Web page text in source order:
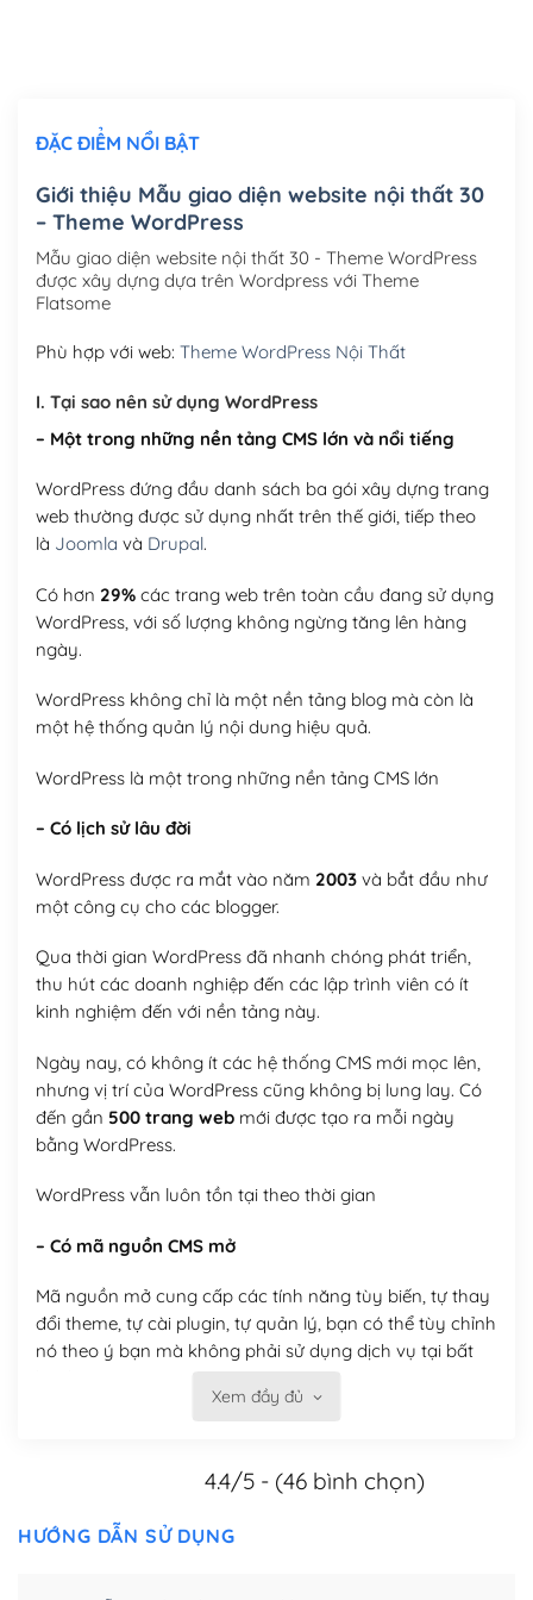
Mua thêm Host + Tên miền
Tên miền quốc tế .com .net .org (1 năm)
(+300,000₫)
Tên miền Việt Nam .vn (1 năm)
Hosting 2GB SSD (1 năm)(+450,000₫)
Hosting 5GB SSD (1 năm) (+650,000₫)
Hosting 8GB SSD (1 năm) (+950,000₫)
ĐẶC ĐIỂM NỔI BẬT
Giới thiệu Mẫu giao diện website nội thất 30
– Theme WordPress
Mẫu giao diện website nội thất 30 - Theme WordPress
được xây dựng dựa trên Wordpress với Theme
Flatsome
Phù hợp với web: Theme WordPress Nội Thất
I. Tại sao nên sử dụng WordPress
– Một trong những nền tảng CMS lớn và nổi tiếng
WordPress đứng đầu danh sách ba gói xây dựng trang
web thường được sử dụng nhất trên thế giới, tiếp theo
là Joomla và Drupal.
Có hơn 29%các trang web trên toàn cầu đang sử dụng
WordPress, với số lượng không ngừng tăng lên hàng
ngày.
WordPress không chỉ là một nền tảng blog mà còn là
một hệ thống quản lý nội dung hiệu quả.
WordPress là một trong những nền tảng CMS lớn
– Có lịch sử lâu đời
WordPress được ra mắt vào năm 2003và bắt đầu như
một công cụ cho các blogger.
Qua thời gian WordPress đã nhanh chóng phát triển,
thu hút các doanh nghiệp đến các lập trình viên có ít
kinh nghiệm đến với nền tảng này.
Ngày nay, có không ít các hệ thống CMS mới mọc lên,
nhưng vị trí của WordPress cũng không bị lung lay. Có
đến gần 500 trang webmới được tạo ra mỗi ngày
bằng WordPress.
WordPress vẫn luôn tồn tại theo thời gian
– Có mã nguồn CMS mở
Mã nguồn mở cung cấp các tính năng tùy biến, tự thay
đổi theme, tự cài plugin, tự quản lý, bạn có thể tùy chỉnh
nó theo ý bạn mà không phải sử dụng dịch vụ tại bất
Xem đầy đủ
4.4/5 - (46 bình chọn)
HƯỚNG DẪN SỬ DỤNG